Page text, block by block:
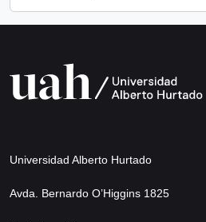
Universidad Alberto Hurtado
Avda. Bernardo O’Higgins 1825